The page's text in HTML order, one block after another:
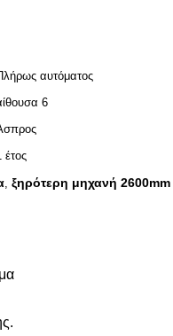
αυτόματος
6
έτος
, ξηρότερη μηχανή